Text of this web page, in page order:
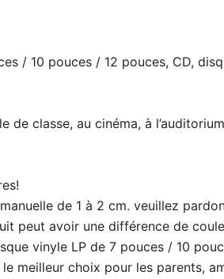
/ 10 pouces / 12 pouces, CD,
de classe, au cinéma, à
de 1 à 2 cm. veuillez
peut avoir une différence de
vinyle LP de 7 pouces / 10
meilleur choix pour les parents,